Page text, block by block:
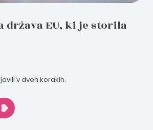
država EU, ki je storila
v dveh korakih.